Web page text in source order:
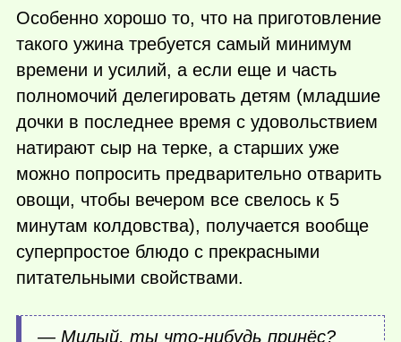
Особенно хорошо то, что на приготовление
такого ужина требуется самый минимум
времени и усилий, а если еще и часть
полномочий делегировать детям (младшие
дочки в последнее время с удовольствием
натирают сыр на терке, а старших уже
можно попросить предварительно отварить
овощи, чтобы вечером все свелось к 5
минутам колдовства), получается вообще
суперпростое блюдо с прекрасными
питательными свойствами.
— Милый, ты что-нибудь принёс?